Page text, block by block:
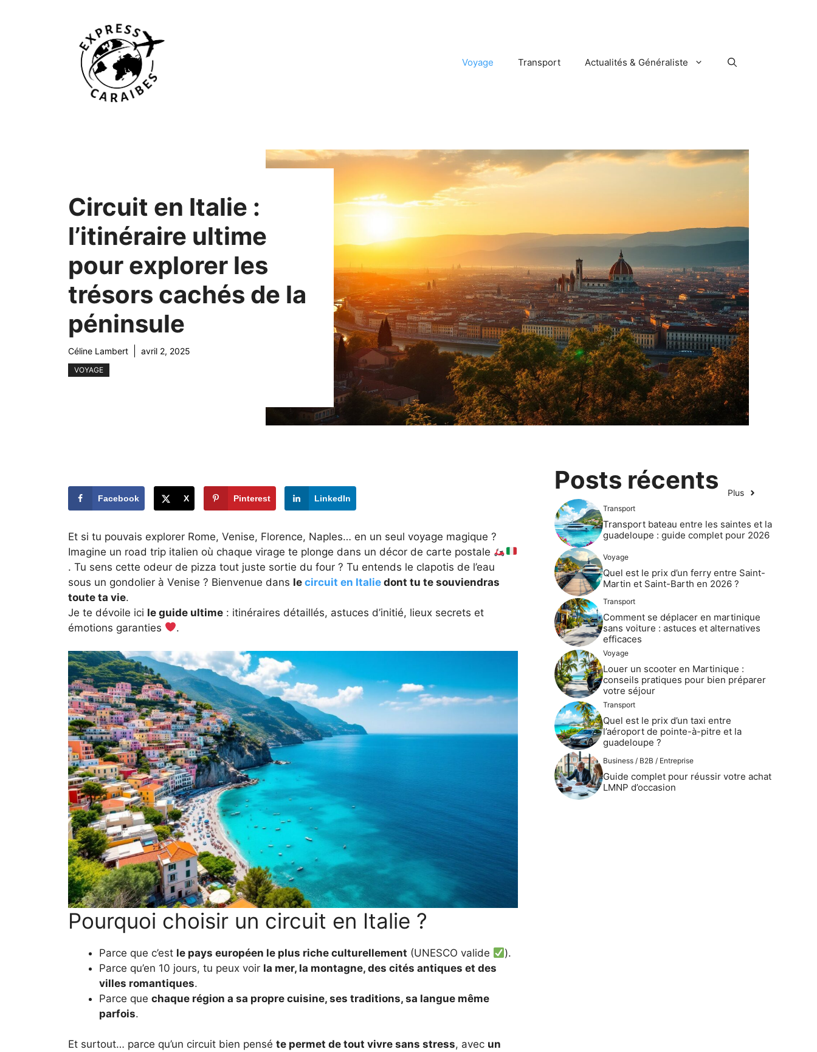
Voyage Transport Actualités & Généraliste
Circuit en Italie :
l’itinéraire ultime
pour explorer les
trésors cachés de la
péninsule
Céline Lambert avril 2, 2025
VOYAGE
Facebook X Pinterest LinkedIn
Et si tu pouvais explorer Rome, Venise, Florence, Naples… en un seul voyage magique ?
Imagine un road trip italien où chaque virage te plonge dans un décor de carte postale
. Tu sens cette odeur de pizza tout juste sortie du four ? Tu entends le clapotis de l’eau
sous un gondolier à Venise ? Bienvenue dans le circuit en Italie dont tu te souviendras
toute ta vie.
Je te dévoile ici le guide ultime : itinéraires détaillés, astuces d’initié, lieux secrets et
émotions garanties
.
Pourquoi choisir un circuit en Italie ?
Parce que c’est le pays européen le plus riche culturellement (UNESCO valide
).
Parce qu’en 10 jours, tu peux voir la mer, la montagne, des cités antiques et des
villes romantiques.
Parce que chaque région a sa propre cuisine, ses traditions, sa langue même
parfois.
Et surtout… parce qu’un circuit bien pensé te permet de tout vivre sans stress, avec un
Posts récents Plus
Transport
Transport bateau entre les saintes et la
guadeloupe : guide complet pour 2026
Voyage
Quel est le prix d’un ferry entre Saint-
Martin et Saint-Barth en 2026 ?
Transport
Comment se déplacer en martinique
sans voiture : astuces et alternatives
efficaces
Voyage
Louer un scooter en Martinique :
conseils pratiques pour bien préparer
votre séjour
Transport
Quel est le prix d’un taxi entre
l’aéroport de pointe-à-pitre et la
guadeloupe ?
Business / B2B / Entreprise
Guide complet pour réussir votre achat
LMNP d’occasion